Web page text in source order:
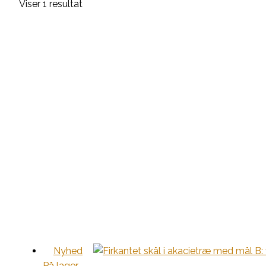
Viser 1 resultat
Nyhed